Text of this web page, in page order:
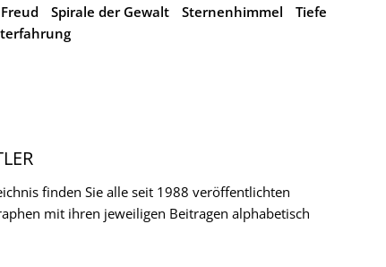
Spirale der Gewalt Sternenhimmel
Tiefe
finden Sie alle seit 1988 veröffentlichten
mit ihren jeweiligen Beitragen alphabetisch